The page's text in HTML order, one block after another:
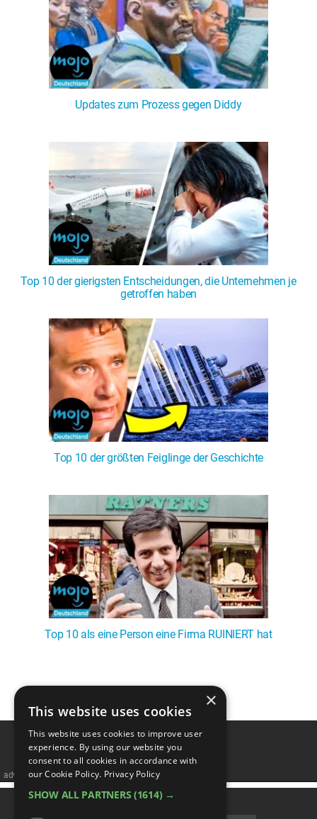
Updates zum Prozess gegen Diddy
Top 10 der gierigsten Entscheidungen, die Unternehmen je
getroffen haben
Top 10 der größten Feiglinge der Geschichte
Top 10 als eine Person eine Firma RUINIERT hat
advertisememt
KATEGORIEN
×
This website uses cookies
This website uses cookies to improve user
experience. By using our website you
consent to all cookies in accordance with
our Cookie Policy. Privacy Policy
SHOW ALL PARTNERS (1614) →